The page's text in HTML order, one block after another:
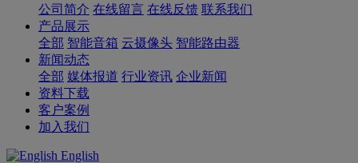
公司简介 在线留言 在线反馈 联系我们
产品展示
全部 智能音箱 云摄像头 智能路由器
新闻动态
全部 媒体报道 行业资讯 企业新闻
资料下载
客户案例
加入我们
English